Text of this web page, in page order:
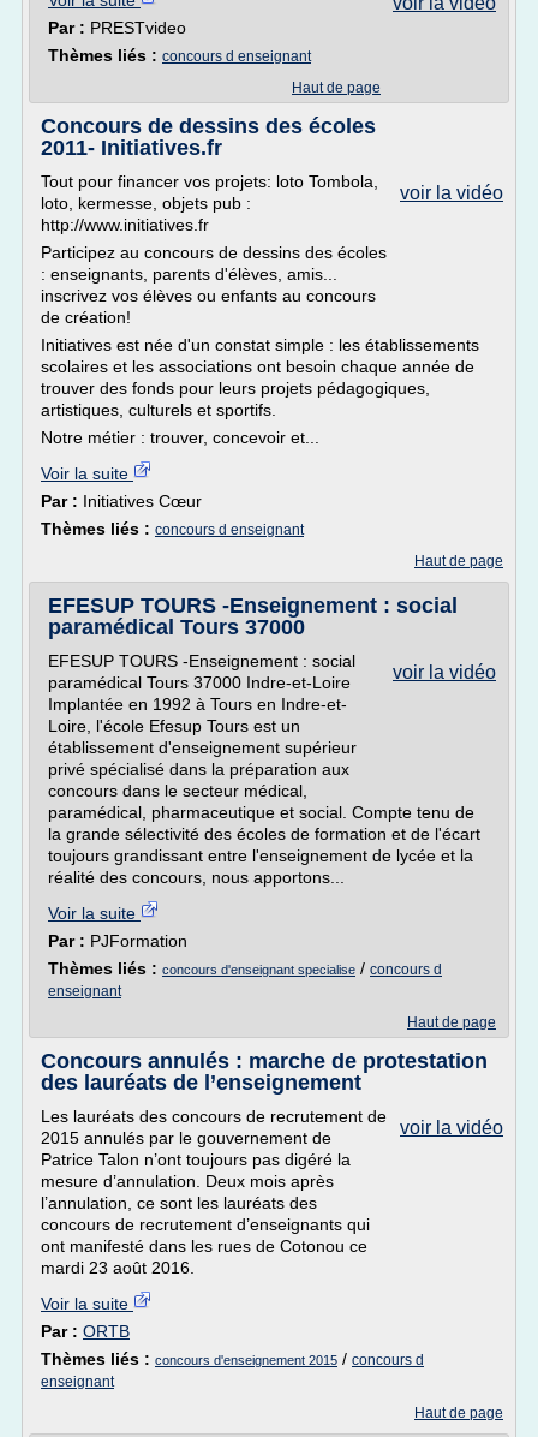
Par : PRESTvideo
Thèmes liés : concours d enseignant
Haut de page
Concours de dessins des écoles
2011- Initiatives.fr
voir la vidéo
Tout pour financer vos projets: loto Tombola,
loto, kermesse, objets pub :
http://www.initiatives.fr
Participez au concours de dessins des écoles
: enseignants, parents d'élèves, amis...
inscrivez vos élèves ou enfants au concours
de création!
Initiatives est née d'un constat simple : les établissements
scolaires et les associations ont besoin chaque année de
trouver des fonds pour leurs projets pédagogiques,
artistiques, culturels et sportifs.
Notre métier : trouver, concevoir et...
Voir la suite
Par : Initiatives Cœur
Thèmes liés : concours d enseignant
Haut de page
EFESUP TOURS -Enseignement : social
paramédical Tours 37000
voir la vidéo
EFESUP TOURS -Enseignement : social
paramédical Tours 37000 Indre-et-Loire
Implantée en 1992 à Tours en Indre-et-
Loire, l'école Efesup Tours est un
établissement d'enseignement supérieur
privé spécialisé dans la préparation aux
concours dans le secteur médical,
paramédical, pharmaceutique et social. Compte tenu de
la grande sélectivité des écoles de formation et de l'écart
toujours grandissant entre l'enseignement de lycée et la
réalité des concours, nous apportons...
Voir la suite
Par : PJFormation
Thèmes liés : concours d'enseignant specialise / concours d
enseignant
Haut de page
Concours annulés : marche de protestation
des lauréats de l’enseignement
voir la vidéo
Les lauréats des concours de recrutement de
2015 annulés par le gouvernement de
Patrice Talon n’ont toujours pas digéré la
mesure d’annulation. Deux mois après
l’annulation, ce sont les lauréats des
concours de recrutement d’enseignants qui
ont manifesté dans les rues de Cotonou ce
mardi 23 août 2016.
Voir la suite
Par : ORTB
Thèmes liés : concours d'enseignement 2015 / concours d
enseignant
Haut de page